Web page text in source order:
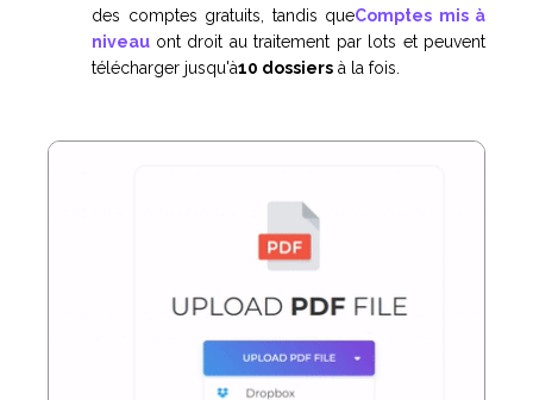
des comptes gratuits, tandis queComptes mis à
niveau ont droit au traitement par lots et peuvent
télécharger jusqu'à10 dossiers à la fois.